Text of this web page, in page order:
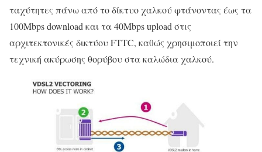
ταχύτητες πάνω από το δίκτυο χαλκού φτάνοντας έως τα
100Mbps download και τα 40Mbps upload στις
αρχιτεκτονικές δικτύου FTTC, καθώς χρησιμοποιεί την
τεχνική ακύρωσης θορύβου στα καλώδια χαλκού.